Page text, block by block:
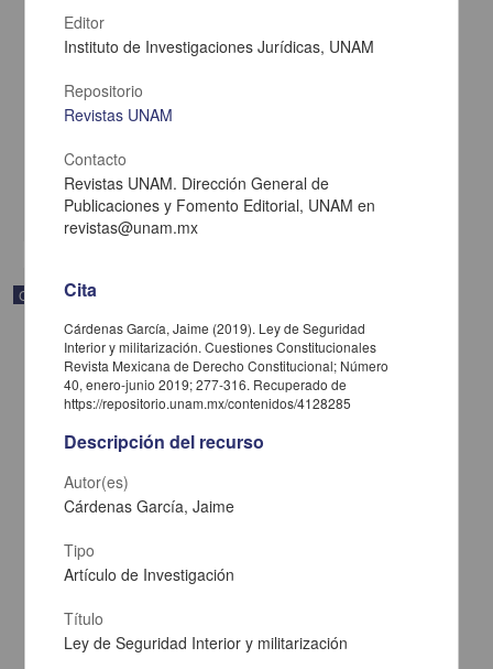
Carta de Zeferino Pérez, el general Antonio Rábago se encuentra
en la ranchería de Samalayuca
[sin fecha]
Correspondencia postal
Carta de José María Maytorena a Francisco I. Madero en la que
informa se irá a la costa por prescripción médica
Editor
Instituto de Investigaciones Jurídicas, UNAM
Repositorio
Revistas UNAM
Contacto
Revistas UNAM. Dirección General de
Publicaciones y Fomento Editorial, UNAM en
revistas@unam.mx
Cita
Cárdenas García, Jaime (2019). Ley de Seguridad
Interior y militarización. Cuestiones Constitucionales
Revista Mexicana de Derecho Constitucional; Número
40, enero-junio 2019; 277-316. Recuperado de
https://repositorio.unam.mx/contenidos/4128285
Descripción del recurso
Autor(es)
Cárdenas García, Jaime
Tipo
Artículo de Investigación
Título
Ley de Seguridad Interior y militarización